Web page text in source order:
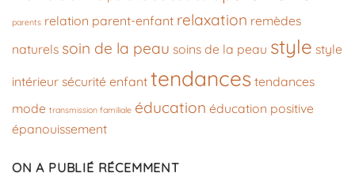
parents relation parent-enfant relaxation remèdes
naturels soin de la peau soins de la peau style style
intérieur sécurité enfant tendances tendances
mode transmission familiale éducation éducation positive
épanouissement
ON A PUBLIÉ RÉCEMMENT